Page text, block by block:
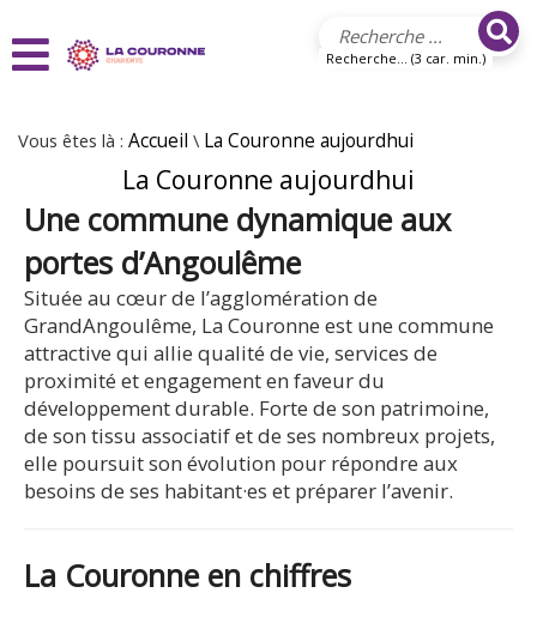
Recherche... (3 car. min.)
Vous êtes là : Accueil \ La Couronne aujourdhui
La Couronne aujourdhui
Une commune dynamique aux
portes d’Angoulême
Située au cœur de l’agglomération de
GrandAngoulême, La Couronne est une commune
attractive qui allie qualité de vie, services de
proximité et engagement en faveur du
développement durable. Forte de son patrimoine,
de son tissu associatif et de ses nombreux projets,
elle poursuit son évolution pour répondre aux
besoins de ses habitant·es et préparer l’avenir.
La Couronne en chiffres